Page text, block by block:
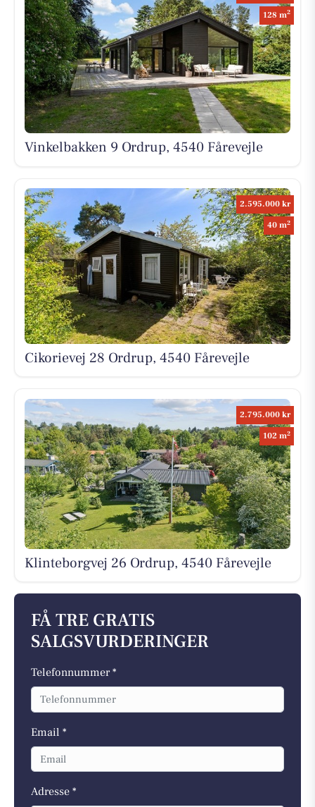
128 m2
Vinkelbakken 9 Ordrup, 4540 Fårevejle
2.595.000 kr
40 m2
Cikorievej 28 Ordrup, 4540 Fårevejle
2.795.000 kr
102 m2
Klinteborgvej 26 Ordrup, 4540 Fårevejle
FÅ TRE GRATIS
SALGSVURDERINGER
Telefonnummer *
Email *
Adresse *